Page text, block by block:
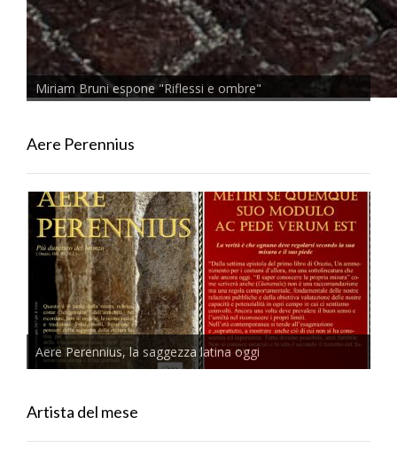
Miriam Bruni espone "Riflessi e ombre"
Aere Perennius
Aere Perennius, la saggezza latina oggi
Artista del mese